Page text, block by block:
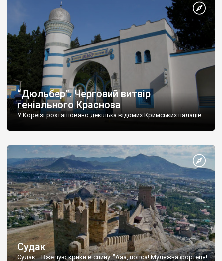
“Дюльбер”. Черговий витвір
геніального Краснова
У Кореїзі розташовано декілька відомих Кримських палаців.
Судак
Судак... Вже чую крики в спину: "Ааа, попса! Муляжна фортеця!